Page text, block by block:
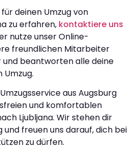
deinen Umzug von
zu erfahren, kontaktiere uns
nutze unser Online-
freundlichen Mitarbeiter
beantworten alle deine
Umzug.
aus Augsburg
und komfortablen
Ljubljana. Wir stehen dir
und freuen uns darauf, dich bei
zu dürfen.